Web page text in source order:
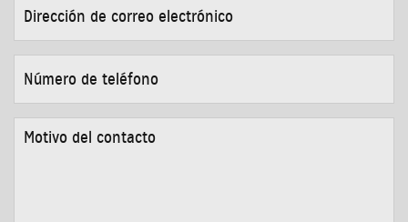
DE
CORREO
ELECTRÓNICO *
DE
TELÉFONO *
DEL